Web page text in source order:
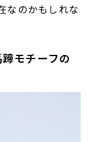
なのかもしれな
モチーフの